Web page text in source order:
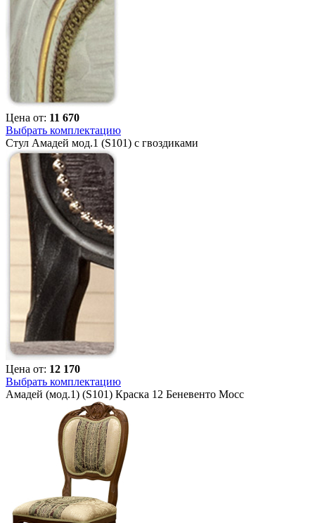
Цена от: 11 670
Выбрать комплектацию
Стул Амадей мод.1 (S101) с гвоздиками
Цена от: 12 170
Выбрать комплектацию
Амадей (мод.1) (S101) Краска 12 Беневенто Мосс